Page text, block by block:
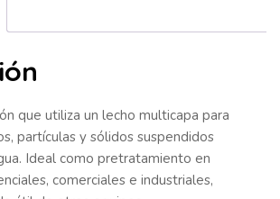
que utiliza un lecho multicapa para
partículas y sólidos suspendidos
Ideal como pretratamiento en
comerciales e industriales,